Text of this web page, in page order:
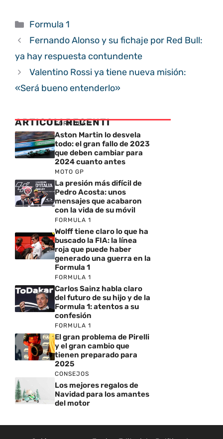
Categorías
Formula 1
Fernando Alonso y su fichaje por Red Bull:
ya hay respuesta contundente
Valentino Rossi ya tiene nueva misión:
«Será bueno entenderlo»
ARTICOLI RECENTI
FORMULA 1
Aston Martin lo desvela
todo: el gran fallo de 2023
que deben cambiar para
2024 cuanto antes
MOTO GP
La presión más difícil de
Pedro Acosta: unos
mensajes que acabaron
con la vida de su móvil
FORMULA 1
Wolff tiene claro lo que ha
buscado la FIA: la línea
roja que puede haber
generado una guerra en la
Formula 1
FORMULA 1
Carlos Sainz habla claro
del futuro de su hijo y de la
Formula 1: atentos a su
confesión
FORMULA 1
El gran problema de Pirelli
y el gran cambio que
tienen preparado para
2025
CONSEJOS
Los mejores regalos de
Navidad para los amantes
del motor